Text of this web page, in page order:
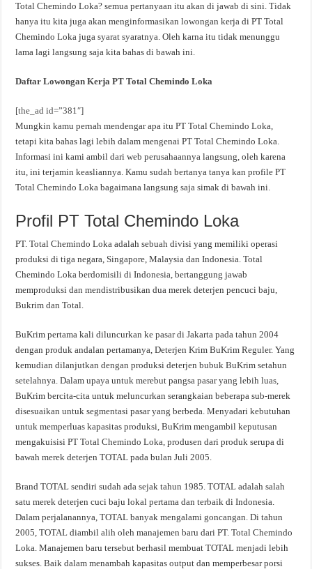
Total Chemindo Loka? semua pertanyaan itu akan di jawab di sini. Tidak
hanya itu kita juga akan menginformasikan lowongan kerja di PT Total
Chemindo Loka juga syarat syaratnya. Oleh karna itu tidak menunggu
lama lagi langsung saja kita bahas di bawah ini.
Daftar Lowongan Kerja PT Total Chemindo Loka
[the_ad id=”381″]
Mungkin kamu pernah mendengar apa itu PT Total Chemindo Loka,
tetapi kita bahas lagi lebih dalam mengenai PT Total Chemindo Loka.
Informasi ini kami ambil dari web perusahaannya langsung, oleh karena
itu, ini terjamin keasliannya. Kamu sudah bertanya tanya kan profile PT
Total Chemindo Loka bagaimana langsung saja simak di bawah ini.
Profil PT Total Chemindo Loka
PT. Total Chemindo Loka adalah sebuah divisi yang memiliki operasi
produksi di tiga negara, Singapore, Malaysia dan Indonesia. Total
Chemindo Loka berdomisili di Indonesia, bertanggung jawab
memproduksi dan mendistribusikan dua merek deterjen pencuci baju,
Bukrim dan Total.
BuKrim pertama kali diluncurkan ke pasar di Jakarta pada tahun 2004
dengan produk andalan pertamanya, Deterjen Krim BuKrim Reguler. Yang
kemudian dilanjutkan dengan produksi deterjen bubuk BuKrim setahun
setelahnya. Dalam upaya untuk merebut pangsa pasar yang lebih luas,
BuKrim bercita-cita untuk meluncurkan serangkaian beberapa sub-merek
disesuaikan untuk segmentasi pasar yang berbeda. Menyadari kebutuhan
untuk memperluas kapasitas produksi, BuKrim mengambil keputusan
mengakuisisi PT Total Chemindo Loka, produsen dari produk serupa di
bawah merek deterjen TOTAL pada bulan Juli 2005.
Brand TOTAL sendiri sudah ada sejak tahun 1985. TOTAL adalah salah
satu merek deterjen cuci baju lokal pertama dan terbaik di Indonesia.
Dalam perjalanannya, TOTAL banyak mengalami goncangan. Di tahun
2005, TOTAL diambil alih oleh manajemen baru dari PT. Total Chemindo
Loka. Manajemen baru tersebut berhasil membuat TOTAL menjadi lebih
sukses. Baik dalam menambah kapasitas output dan memperbesar porsi